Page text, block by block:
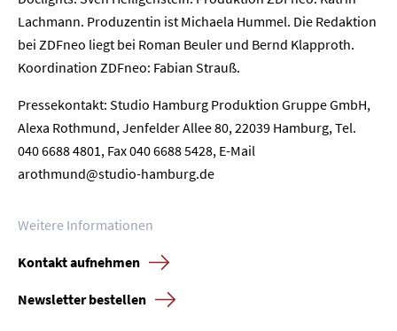
Lachmann. Produzentin ist Michaela Hummel. Die Redaktion
bei ZDFneo liegt bei Roman Beuler und Bernd Klapproth.
Koordination ZDFneo: Fabian Strauß.
Pressekontakt: Studio Hamburg Produktion Gruppe GmbH,
Alexa Rothmund, Jenfelder Allee 80, 22039 Hamburg, Tel.
040 6688 4801, Fax 040 6688 5428, E-Mail
arothmund@studio-hamburg.de
Weitere Informationen
Kontakt aufnehmen
Newsletter bestellen